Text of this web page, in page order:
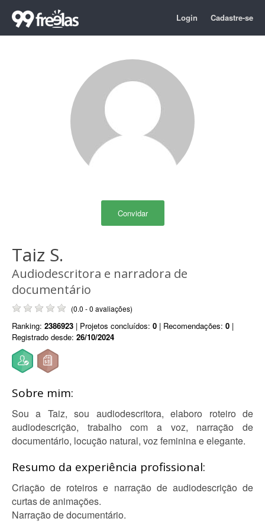
Login Cadastre-se
Convidar
Taiz S.
Audiodescritora e narradora de
documentário
(0.0 - 0 avaliações)
Ranking: 2386923 | Projetos concluídos: 0 | Recomendações: 0 |
Registrado desde: 26/10/2024
Sobre mim:
Sou a Taiz, sou audiodescritora, elaboro roteiro de
audiodescrição, trabalho com a voz, narração de
documentário, locução natural, voz feminina e elegante.
Resumo da experiência profissional:
Criação de roteiros e narração de audiodescrição de
curtas de animações.
Narração de documentário.